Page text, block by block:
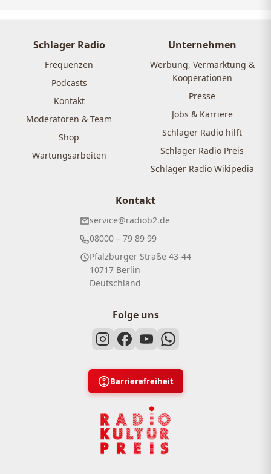
Schlager Radio
Frequenzen
Podcasts
Kontakt
Moderatoren & Team
Shop
Wartungsarbeiten
Unternehmen
Werbung, Vermarktung &
Kooperationen
Presse
Jobs & Karriere
Schlager Radio hilft
Schlager Radio Preis
Schlager Radio Wikipedia
Kontakt
service@radiob2.de
08000 – 79 89 99
Pfalzburger Straße 43-44
10717 Berlin
Deutschland
Folge uns
Barrierefreiheit